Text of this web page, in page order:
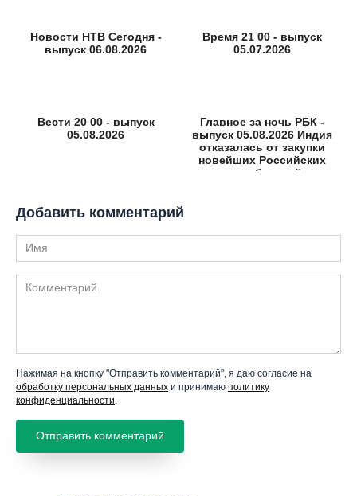
Новости НТВ Сегодня -
выпуск 06.08.2026
Время 21 00 - выпуск
05.07.2026
Вести 20 00 - выпуск
05.08.2026
Главное за ночь РБК -
выпуск 05.08.2026 Индия
отказалась от закупки
новейших Российских
истребителей
Добавить комментарий
Имя
Комментарий
Нажимая на кнопку "Отправить комментарий", я даю согласие на
обработку персональных данных и принимаю политику
конфиденциальности